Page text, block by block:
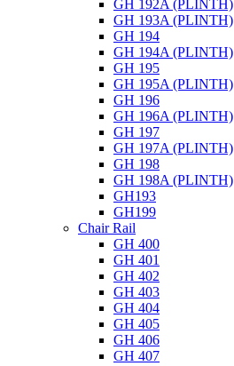
GH 192A (PLINTH)
GH 193A (PLINTH)
GH 194
GH 194A (PLINTH)
GH 195
GH 195A (PLINTH)
GH 196
GH 196A (PLINTH)
GH 197
GH 197A (PLINTH)
GH 198
GH 198A (PLINTH)
GH193
GH199
Chair Rail
GH 400
GH 401
GH 402
GH 403
GH 404
GH 405
GH 406
GH 407